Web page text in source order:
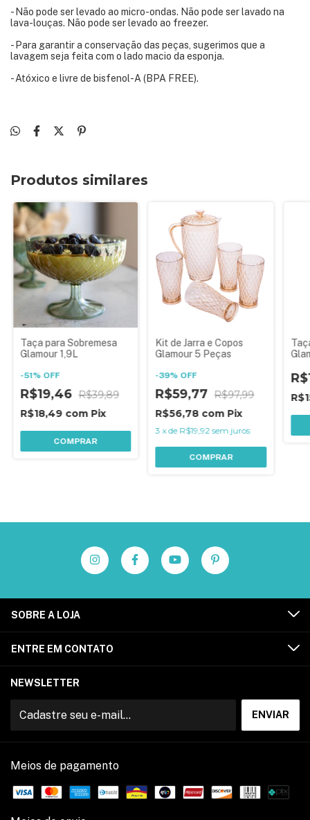
- Não pode ser levado ao micro-ondas. Não pode ser lavado na
lava-louças. Não pode ser levado ao freezer.
- Para garantir a conservação das peças, sugerimos que a
lavagem seja feita com o lado macio da esponja.
- Atóxico e livre de bisfenol-A (BPA FREE).
Produtos similares
Taça para Sobremesa
Glamour 1,9L
-51% OFF
R$19,46 R$39,89
R$18,49 com Pix
COMPRAR
Kit de Jarra e Copos
Glamour 5 Peças
-39% OFF
R$59,77 R$97,99
R$56,78 com Pix
3 xde R$19,92 sem juros
COMPRAR
SOBRE A LOJA
ENTRE EM CONTATO
NEWSLETTER
Meios de pagamento